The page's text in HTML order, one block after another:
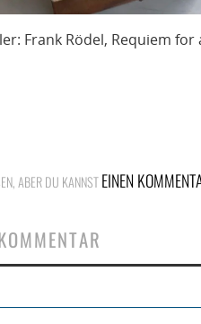
Frank Rödel, Requiem for
ABER DU KANNSTEINEN